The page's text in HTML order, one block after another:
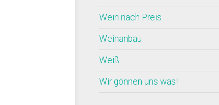
Wein nach Preis
Weinanbau
Weiß
Wir gönnen uns was!